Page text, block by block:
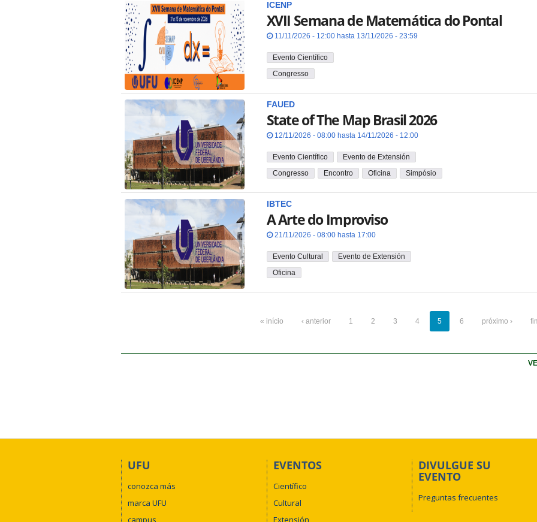
ICENP
XVII Semana de Matemática do Pontal
11/11/2026 - 12:00 hasta 13/11/2026 - 23:59
Evento Científico
Congresso
FAUED
State of The Map Brasil 2026
12/11/2026 - 08:00 hasta 14/11/2026 - 12:00
Evento Científico
Evento de Extensión
Congresso
Encontro Oficina Simpósio
IBTEC
A Arte do Improviso
21/11/2026 - 08:00 hasta 17:00
Evento Cultural
Evento de Extensión
Oficina
« início ‹ anterior 1 2 3 4 5 6 próximo ›
UFU
conozca más
marca UFU
campus
EVENTOS
Científico
Cultural
Extensión
DIVULGUE SU
EVENTO
Preguntas frecuentes